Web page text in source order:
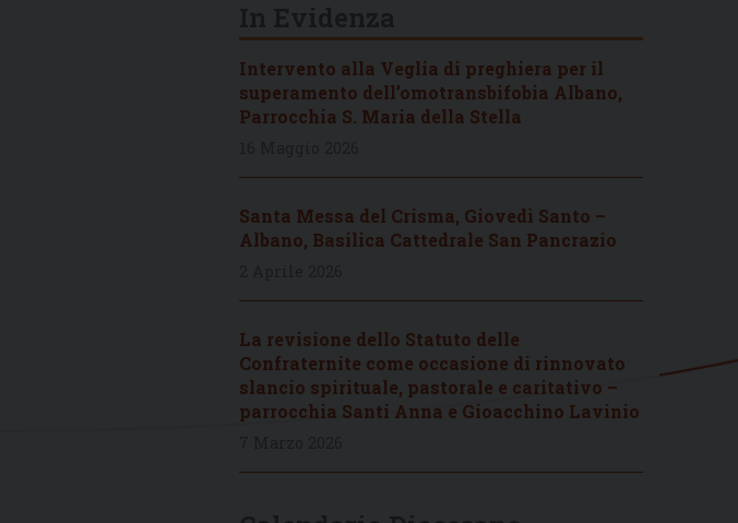
Intervento alla Veglia di preghiera per il
superamento dell’omotransbifobia Albano,
Parrocchia S. Maria della Stella
Santa Messa del Crisma, Giovedì Santo –
Albano, Basilica Cattedrale San Pancrazio
La revisione dello Statuto delle
Confraternite come occasione di rinnovato
slancio spirituale, pastorale e caritativo –
parrocchia Santi Anna e Gioacchino Lavinio